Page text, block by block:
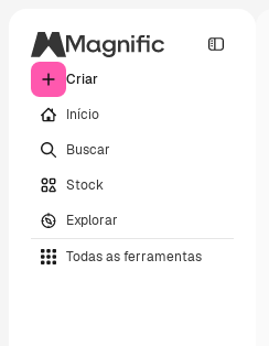
Criar
Início
Buscar
Stock
Explorar
Todas as ferramentas